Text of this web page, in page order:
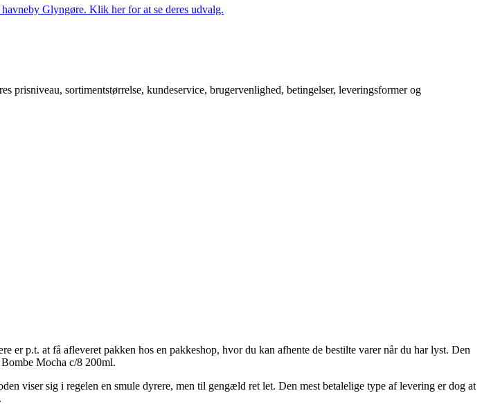
Glyngøre. Klik her for at se deres udvalg.
prisniveau, sortimentstørrelse, kundeservice, brugervenlighed, betingelser, leveringsformer og
p.t. at få afleveret pakken hos en pakkeshop, hvor du kan afhente de bestilte varer når du har lyst. Den
Mocha c/8 200ml.
viser sig i regelen en smule dyrere, men til gengæld ret let. Den mest betalelige type af levering er dog at